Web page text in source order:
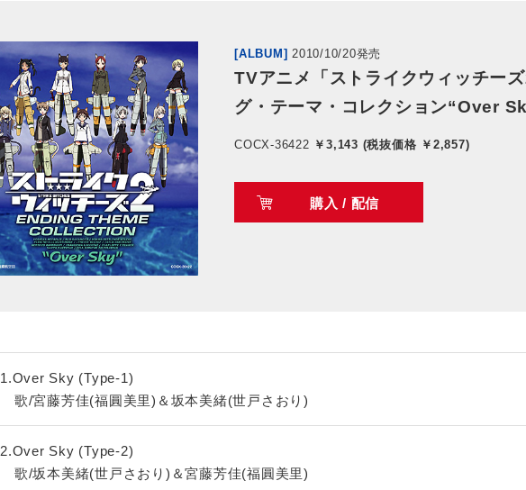
[ALBUM] 2010/10/20発売
TVアニメ「ストライクウィッチー
グ・テーマ・コレクション“Over
COCX-36422 ￥3,143 (税抜価格 ￥2,857)
購入 / 配信
1.Over Sky (Type-1)
歌/宮藤芳佳(福圓美里)＆坂本美緒(世戸さおり)
2.Over Sky (Type-2)
歌/坂本美緒(世戸さおり)＆宮藤芳佳(福圓美里)